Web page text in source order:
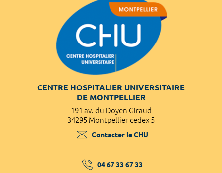
CENTRE HOSPITALIER UNIVERSITAIRE
DE MONTPELLIER
191 av. du Doyen Giraud
34295 Montpellier cedex 5
Contacter le CHU
04 67 33 67 33